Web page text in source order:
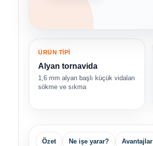
ÜRÜN TİPİ
Alyan tornavida
1,6 mm alyan başlı küçük vidaları
sökme ve sıkma
Özet Ne işe yarar? Avantajlar